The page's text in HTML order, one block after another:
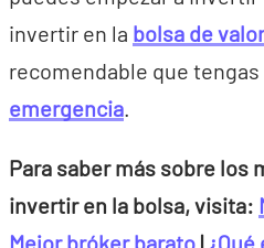
invertir en la bolsa de
recomendable que tengas
emergencia.
Para saber más sobre los
invertir en la bolsa, visita:
Mejor bróker barato |